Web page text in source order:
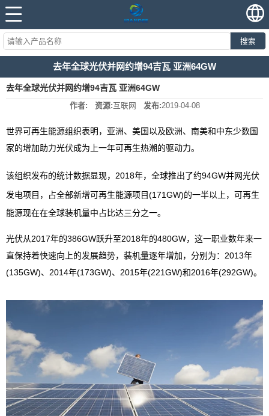
搜索
去年全球光伏并网约增94吉瓦 亚洲64GW
去年全球光伏并网约增94吉瓦 亚洲64GW
作者: 资源:互联网 发布:2019-04-08
世界可再生能源组织表明，亚洲、美国以及欧洲、南美和中东少数国
家的增加助力光伏成为上一年可再生热潮的驱动力。
该组织发布的统计数据显现，2018年，全球推出了约94GW并网光伏
发电项目，占全部新增可再生能源项目(171GW)的一半以上，可再生
能源现在在全球装机量中占比达三分之一。
光伏从2017年的386GW跃升至2018年的480GW，这一职业数年来一
直保持着快速向上的发展趋势，装机量逐年增加，分别为：2013年
(135GW)、2014年(173GW)、2015年(221GW)和2016年(292GW)。